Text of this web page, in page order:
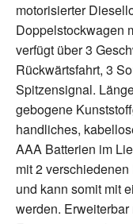
Wir freuen uns
gekauften
weiterempfiehlst.
Girls School
motorisierter
Doppelstockwagen
verfügt über 3
Rückwärtsfahrt, 3
Spitzensignal.
gebogene
handliches,
AAA Batterien im
mit 2
und kann somit mit
werden.